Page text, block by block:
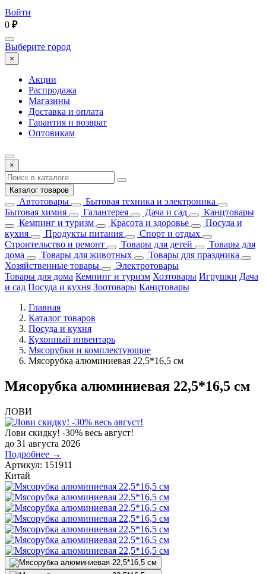
Войти
0 ₽
Выберите город
×
Акции
Распродажа
Магазины
Доставка и оплата
Гарантия и возврат
Оптовикам
×
Каталог товаров
Автотовары
Бытовая техника и электроника
Бытовая химия
Галантерея Дача и сад
Канцтовары
Кемпинг и туризм
Красота и здоровье
Посуда и
кухня
Продукты питания
Спорт и отдых
Строительство и ремонт
Товары для детей
Товары для
дома
Товары для животных
Товары для праздника
Хозяйственные товары
Электротовары
Товары для дома Кемпинг и туризм Хозтовары Игрушки Дача
и сад Посуда и кухня Зоотовары Канцтовары
Главная
Каталог товаров
Посуда и кухня
Кухонный инвентарь
Мясорубки и комплектующие
Мясорубка алюминиевая 22,5*16,5 см
Мясорубка алюминиевая 22,5*16,5 см
ЛОВИ
Лови скидку! -30% весь август!
до 31 августа 2026
Подробнее →
Артикул: 151911
Китай